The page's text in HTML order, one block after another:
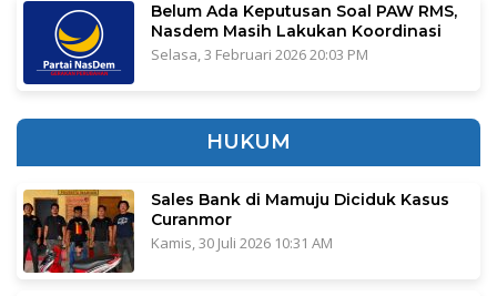
Belum Ada Keputusan Soal PAW RMS,
Nasdem Masih Lakukan Koordinasi
Selasa, 3 Februari 2026 20:03 PM
HUKUM
Sales Bank di Mamuju Diciduk Kasus
Curanmor
Kamis, 30 Juli 2026 10:31 AM